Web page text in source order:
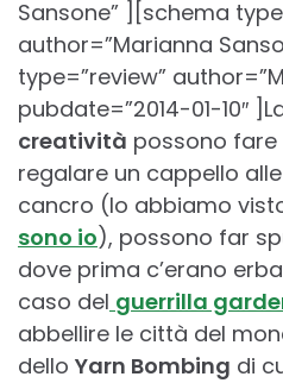
Sansone” ][schema
author=”Marianna
type=”review”
pubdate=”2014-01-10″
creatività possono
regalare un cappello
cancro (lo abbiamo
sono io), possono far
dove prima c’erano
caso del guerrilla
abbellire le città del
dello Yarn Bombing di